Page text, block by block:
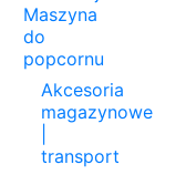
Maszyna
do
popcornu
Akcesoria
magazynowe
transport